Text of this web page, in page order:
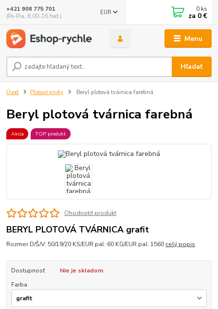
Menu
EUR
Hľadať
+421 908 775 701
(Po-Pia, 6:00-16 hod.)
0 ks
za 0 €
Úvod Plotové prvky Beryl plotová tvárnica farebná
Beryl plotová tvárnica farebná
Akcia TOP produkt
Ohodnotiť produkt
BERYL PLOTOVÁ TVÁRNICA grafit
Rozmer D/Š/V: 50/19/20 KS/EUR pal: 60 KG/EUR pal: 1560 celý popis
Dostupnosť
Nie je skladom
Farba